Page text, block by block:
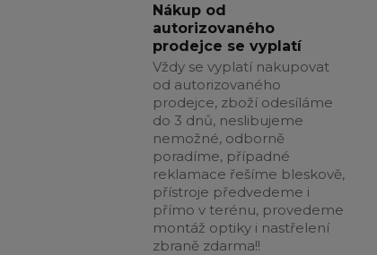
Nákup od
autorizovaného
prodejce se vyplatí
Vždy se vyplatí nakupovat
od autorizovaného
prodejce, zboží odesíláme
do 3 dnů, neslibujeme
nemožné, odborně
poradíme, případné
reklamace řešíme bleskově,
přístroje předvedeme i
přímo v terénu, provedeme
montáž optiky i nastřelení
zbraně zdarma!!